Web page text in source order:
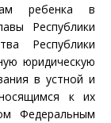
ребенка в
Республики
Республики
юридическую
в устной и
к их
Федеральным